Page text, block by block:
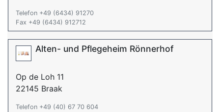
Telefon +49 (6434) 91270
Fax +49 (6434) 912712
Alten- und Pflegeheim Rönnerhof
Op de Loh 11
22145 Braak
Telefon +49 (40) 67 70 604